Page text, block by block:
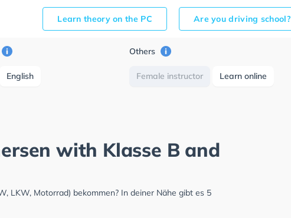
Learn theory on the PC Are you driving school?
English
Others
Female instructor Learn online
with Klasse B and
LKW, Motorrad) bekommen? In deiner Nähe gibt es 5